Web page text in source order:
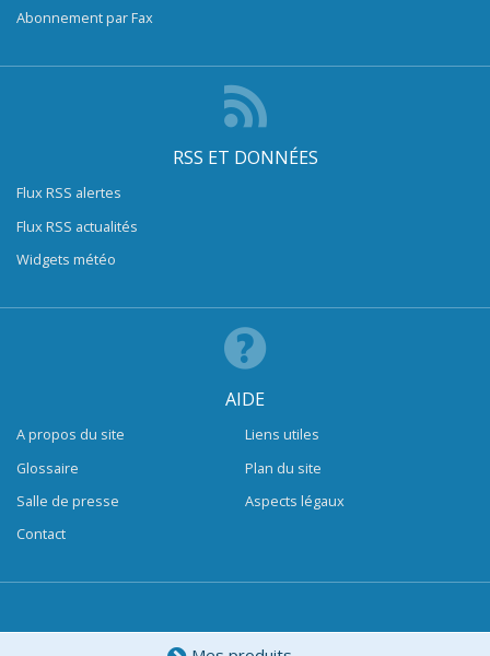
Abonnement par Fax
RSS ET DONNÉES
Flux RSS alertes
Flux RSS actualités
Widgets météo
AIDE
A propos du site
Glossaire
Salle de presse
Contact
Liens utiles
Plan du site
Aspects légaux